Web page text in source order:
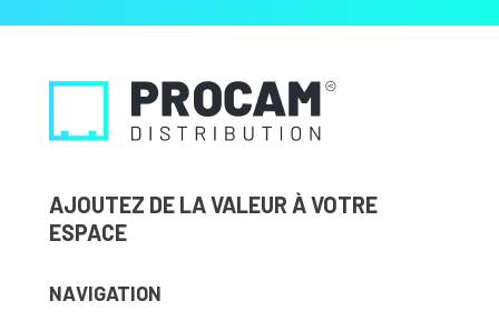
AJOUTEZ DE LA VALEUR À VOTRE
ESPACE
NAVIGATION